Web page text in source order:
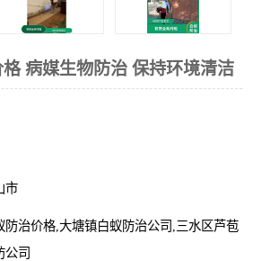
病媒生物防治 保持环境清洁
市
防治价格,大塘镇白蚁防治公司,三水区芦苞
公司